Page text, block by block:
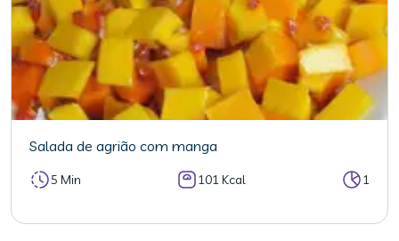
Salada de agrião com manga
5 Min 101 Kcal 1